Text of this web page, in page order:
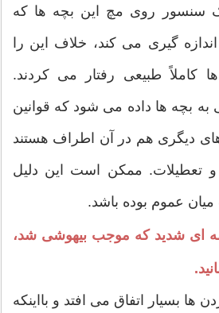
سنسور روی مچ این بچه ها که
گیری می کند، خلاف این را
کاملاً طبیعی رفتار می کردند.
به بچه ها داده می شود که قوانین
دیگری هم در آن اطراف هستند
تعطیلات. ممکن است این دلیل
عموم بوده باشد.
صدمه ای شدید که موجب بیهوشی شد،
بسیار اتفاق می افتد و بااینکه